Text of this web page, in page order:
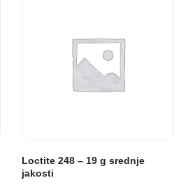
Loctite 248 – 19 g srednje
jakosti